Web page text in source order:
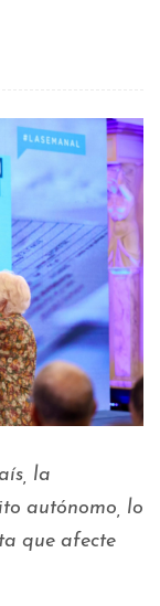
la
autónomo, lo
que afecte